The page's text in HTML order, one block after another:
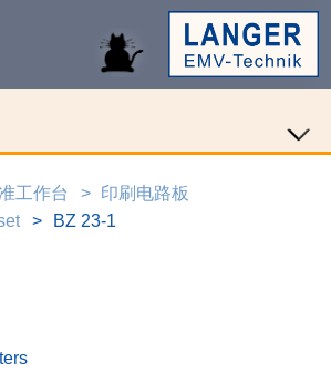
工作台
印刷电路板
BZ 23-1